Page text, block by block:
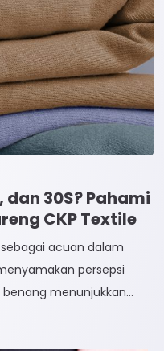
dan 30S? Pahami
CKP Textile
acuan dalam
persepsi
menunjukkan
dua, Tidak Langsung dan